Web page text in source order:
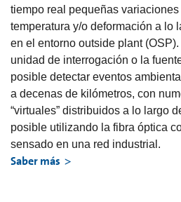
tiempo real pequeñas
temperatura y/o deformación a lo
en el entorno outside plant
unidad de interrogación o la
posible detectar eventos
a decenas de kilómetros, con
“virtuales” distribuidos a lo largo
posible utilizando la fibra óptica
sensado en una red industrial.
Saber más